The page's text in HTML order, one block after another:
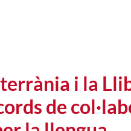
i la
de